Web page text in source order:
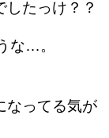
したっけ？？
な…。
なってる気が